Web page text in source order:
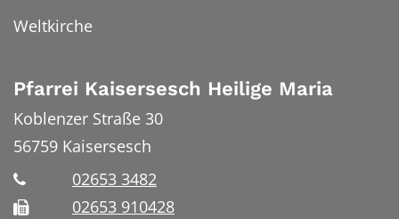
Weltkirche
Pfarrei Kaisersesch Heilige Maria
Koblenzer Straße 30
56759 Kaisersesch
02653 3482
02653 910428